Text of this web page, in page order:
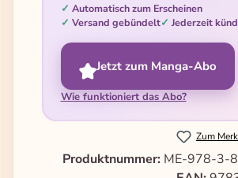
Automatisch zum Erscheinen
Versand gebündelt
Jederzeit
Jetzt zum Manga-Abo
Wie funktioniert das Abo?
Zum
Produktnummer: ME-978-3-